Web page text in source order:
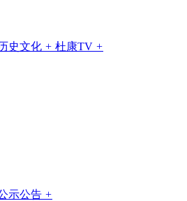
史文化 + 杜康TV +
示公告 +